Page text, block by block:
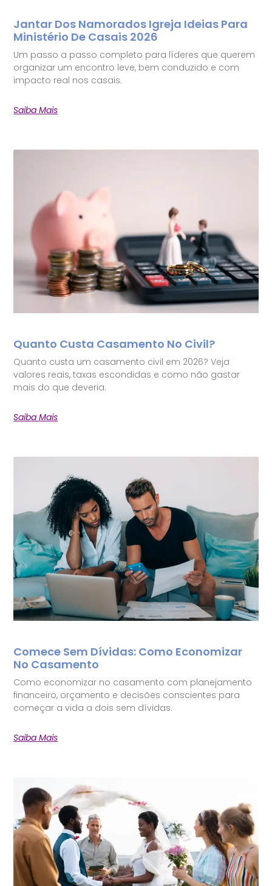
Jantar Dos Namorados Igreja Ideias Para
Ministério De Casais 2026
Um passo a passo completo para líderes que querem
organizar um encontro leve, bem conduzido e com
impacto real nos casais.
Saiba Mais
Quanto Custa Casamento No Civil?
Quanto custa um casamento civil em 2026? Veja
valores reais, taxas escondidas e como não gastar
mais do que deveria.
Saiba Mais
Comece Sem Dívidas: Como Economizar
No Casamento
Como economizar no casamento com planejamento
financeiro, orçamento e decisões conscientes para
começar a vida a dois sem dívidas.
Saiba Mais